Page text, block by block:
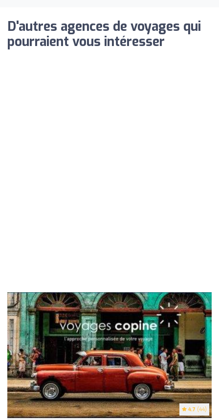
D'autres agences de voyages qui
pourraient vous intéresser
4.7 (44)